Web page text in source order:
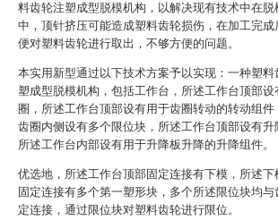
料齿轮注塑成型脱模机构，以解决现有技术中在脱
中，顶针挤压可能造成塑料齿轮损伤，在加工完成
便对塑料齿轮进行取出，不够方便的问题。
本实用新型通过以下技术方案予以实现：一种塑料
塑成型脱模机构，包括工作台，所述工作台顶部设
圈，所述工作台顶部设有用于齿圈转动的转动组件
齿圈内侧设有多个限位块，所述工作台顶部设有升
所述工作台内部设有用于升降板升降的升降组件。
优选地，所述工作台顶部固定连接有下模，所述下
固定连接有多个第一塑形块，多个所述限位块均与
定连接，通过限位块对塑料齿轮进行限位。